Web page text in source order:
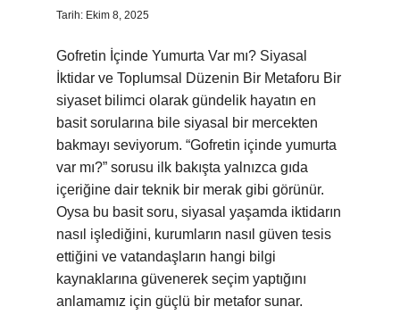
Tarih: Ekim 8, 2025
Gofretin İçinde Yumurta Var mı? Siyasal
İktidar ve Toplumsal Düzenin Bir Metaforu Bir
siyaset bilimci olarak gündelik hayatın en
basit sorularına bile siyasal bir mercekten
bakmayı seviyorum. “Gofretin içinde yumurta
var mı?” sorusu ilk bakışta yalnızca gıda
içeriğine dair teknik bir merak gibi görünür.
Oysa bu basit soru, siyasal yaşamda iktidarın
nasıl işlediğini, kurumların nasıl güven tesis
ettiğini ve vatandaşların hangi bilgi
kaynaklarına güvenerek seçim yaptığını
anlamamız için güçlü bir metafor sunar.